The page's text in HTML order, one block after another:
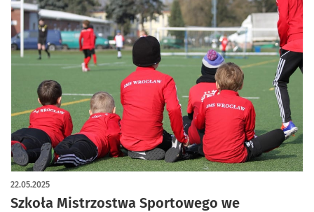
Szkoła Mistrzostwa Sportowego we
22.05.2025